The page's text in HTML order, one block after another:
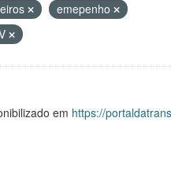
emepenho
em https://